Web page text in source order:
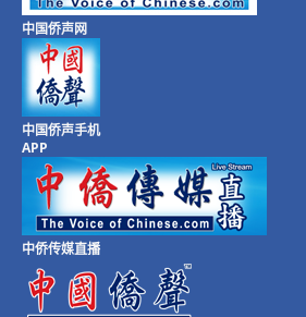
中国侨声网
中国侨声手机
APP
中侨传媒直播